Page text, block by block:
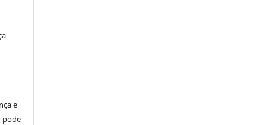
e
pode